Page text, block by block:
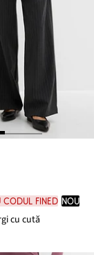
codul FINED nou
cu cută